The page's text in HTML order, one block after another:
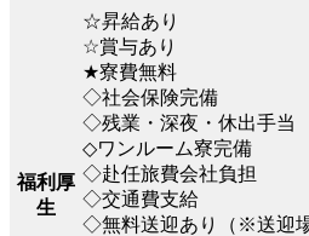
福利厚
生
☆昇給あり
☆賞与あり
★寮費無料
◇社会保険完備
◇残業・深夜・休出手当
◇ワンルーム寮完備
◇赴任旅費会社負担
◇交通費支給
◇無料送迎あり（※送迎場